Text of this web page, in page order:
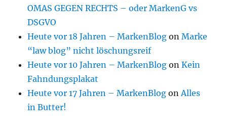
OMAS GEGEN RECHTS – oder MarkenG vs
DSGVO
Heute vor 18 Jahren – MarkenBlog onMarke
“law blog” nicht löschungsreif
Heute vor 10 Jahren – MarkenBlog onKein
Fahndungsplakat
Heute vor 17 Jahren – MarkenBlog onAlles
in Butter!